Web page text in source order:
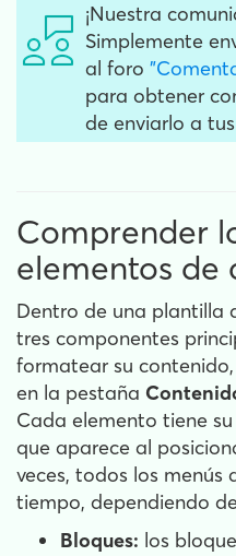
¡Nuestra
Simplemente
al foro
para obtener
de enviarlo a
Comprender
elementos de
Dentro de una plantilla
tres componentes
formatear su
en la pestaña
Cada elemento tiene
que aparece al
veces, todos los menús
tiempo, dependiendo
Bloques: los